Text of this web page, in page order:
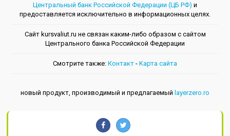
Центральный банк Российской Федерации (ЦБ РФ) и
предоставляется исключительно в информационных целях.
Сайт kursvaliut.ru не связан каким-либо образом с сайтом
Центрального банкa Российской Федерации
Смотрите также: Контакт - Kарта сайта
новый продукт, производимый и предлагаемый layerzero.ro